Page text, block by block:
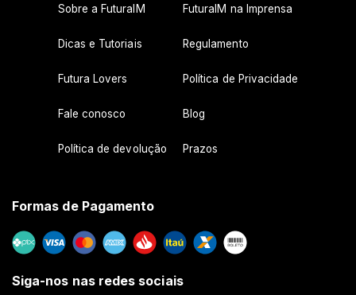
Sobre a FuturaIM FuturaIM na Imprensa
Dicas e Tutoriais Regulamento
Futura Lovers Política de Privacidade
Fale conosco Blog
Política de devolução Prazos
Formas de Pagamento
Siga-nos nas redes sociais